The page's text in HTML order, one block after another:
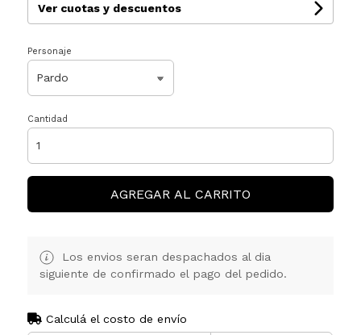
Ver cuotas y descuentos
Personaje
Cantidad
AGREGAR AL CARRITO
Los envios seran despachados al dia
siguiente de confirmado el pago del pedido.
Calculá el costo de envío